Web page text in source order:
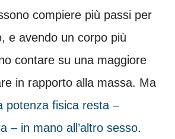
compiere più passi per
e avendo un corpo più
contare su una maggiore
in rapporto alla massa. Ma
potenza fisica resta –
– in mano all’altro sesso.